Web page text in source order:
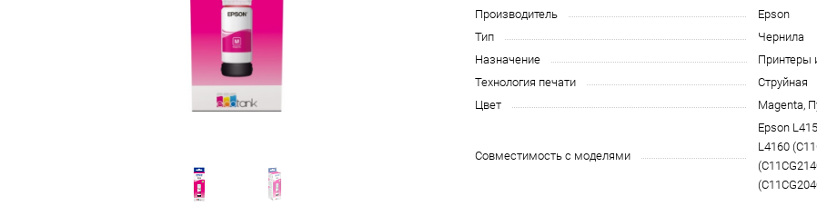
Производитель
Epson
Тип
Чернила
Назначение
Технология печати
Струйная
Цвет
Magenta,
Совместимость с моделями
Epson
L4160